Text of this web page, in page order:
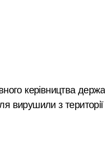
Захисників у Києві:
пологів: у Києві
у чехів понад 12 млн
грн компенсацій:
та проект на
пенсіонерка втратила
вирушили з